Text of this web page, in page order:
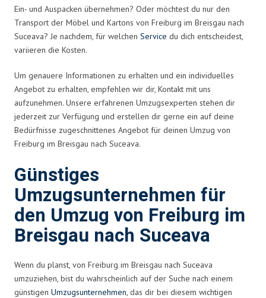
Ein- und Auspacken übernehmen? Oder möchtest du nur den
Transport der Möbel und Kartons von Freiburg im Breisgau nach
Suceava? Je nachdem, für welchen Service du dich entscheidest,
variieren die Kosten.
Um genauere Informationen zu erhalten und ein individuelles
Angebot zu erhalten, empfehlen wir dir, Kontakt mit uns
aufzunehmen. Unsere erfahrenen Umzugsexperten stehen dir
jederzeit zur Verfügung und erstellen dir gerne ein auf deine
Bedürfnisse zugeschnittenes Angebot für deinen Umzug von
Freiburg im Breisgau nach Suceava.
Günstiges
Umzugsunternehmen für
den Umzug von Freiburg im
Breisgau nach Suceava
Wenn du planst, von Freiburg im Breisgau nach Suceava
umzuziehen, bist du wahrscheinlich auf der Suche nach einem
günstigen Umzugsunternehmen, das dir bei diesem wichtigen